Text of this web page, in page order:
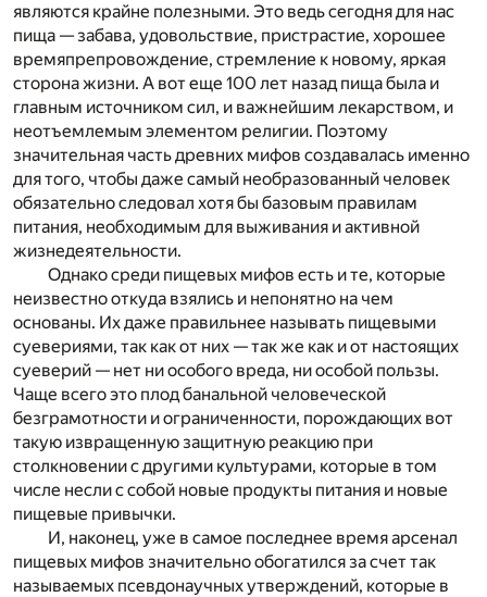
являются крайне полезными. Это ведь сегодня для нас
пища — забава, удовольствие, пристрастие, хорошее
времяпрепровождение, стремление к новому, яркая
сторона жизни. А вот еще 100 лет назад пища была и
главным источником сил, и важнейшим лекарством, и
неотъемлемым элементом религии. Поэтому
значительная часть древних мифов создавалась именно
для того, чтобы даже самый необразованный человек
обязательно следовал хотя бы базовым правилам
питания, необходимым для выживания и активной
жизнедеятельности.
Однако среди пищевых мифов есть и те, которые
неизвестно откуда взялись и непонятно на чем
основаны. Их даже правильнее называть пищевыми
суевериями, так как от них — так же как и от настоящих
суеверий — нет ни особого вреда, ни особой пользы.
Чаще всего это плод банальной человеческой
безграмотности и ограниченности, порождающих вот
такую извращенную защитную реакцию при
столкновении с другими культурами, которые в том
числе несли с собой новые продукты питания и новые
пищевые привычки.
И, наконец, уже в самое последнее время арсенал
пищевых мифов значительно обогатился за счет так
называемых псевдонаучных утверждений, которые в